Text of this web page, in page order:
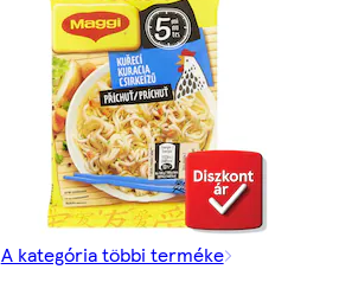
A kategória többi terméke